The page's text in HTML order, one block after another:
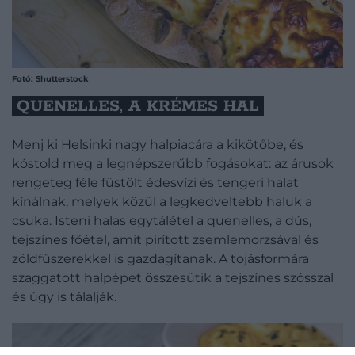
Fotó: Shutterstock
QUENELLES, A KRÉMES HAL
Menj ki Helsinki nagy halpiacára a kikötőbe, és
kóstold meg a legnépszerűbb fogásokat: az árusok
rengeteg féle füstölt édesvízi és tengeri halat
kínálnak, melyek közül a legkedveltebb haluk a
csuka. Isteni halas egytálétel a quenelles, a dús,
tejszínes főétel, amit pirított zsemlemorzsával és
zöldfűszerekkel is gazdagítanak. A tojásformára
szaggatott halpépet összesütik a tejszínes szósszal
és úgy is tálalják.